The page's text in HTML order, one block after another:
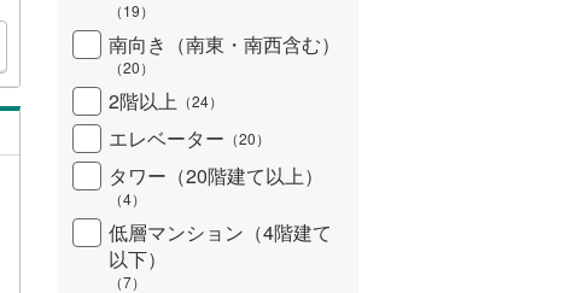
（19）
南向き（南東・南西含む）
（20）
2階以上 （24）
エレベーター （20）
タワー（20階建て以上）
（4）
低層マンション（4階建て
以下）
（7）